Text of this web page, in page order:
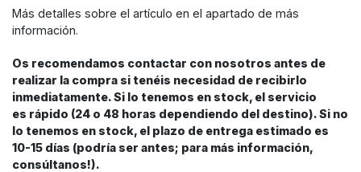
Más detalles sobre el artículo en el apartado de más
información.
Os recomendamos contactar con nosotros antes de
realizar la compra si tenéis necesidad de recibirlo
inmediatamente. Si lo tenemos en stock, el servicio
es rápido (24 o 48 horas dependiendo del destino). Si no
lo tenemos en stock, el plazo de entrega estimado es
10-15 días (podría ser antes; para más información,
consúltanos!).